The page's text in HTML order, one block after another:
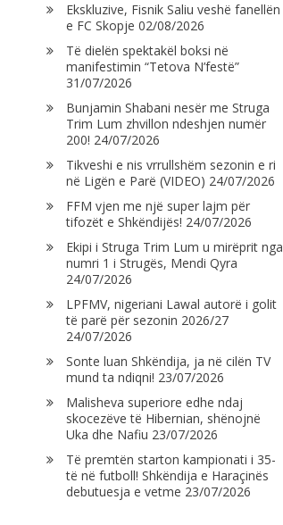
Ekskluzive, Fisnik Saliu veshë fanellën
e FC Skopje 02/08/2026
Të dielën spektakël boksi në
manifestimin “Tetova N’festë”
31/07/2026
Bunjamin Shabani nesër me Struga
Trim Lum zhvillon ndeshjen numër
200! 24/07/2026
Tikveshi e nis vrrullshëm sezonin e ri
në Ligën e Parë (VIDEO) 24/07/2026
FFM vjen me një super lajm për
tifozët e Shkëndijës! 24/07/2026
Ekipi i Struga Trim Lum u mirëprit nga
numri 1 i Strugës, Mendi Qyra
24/07/2026
LPFMV, nigeriani Lawal autorë i golit
të parë për sezonin 2026/27
24/07/2026
Sonte luan Shkëndija, ja në cilën TV
mund ta ndiqni! 23/07/2026
Malisheva superiore edhe ndaj
skocezëve të Hibernian, shënojnë
Uka dhe Nafiu 23/07/2026
Të premtën starton kampionati i 35-
të në futboll! Shkëndija e Haraçinës
debutuesja e vetme 23/07/2026